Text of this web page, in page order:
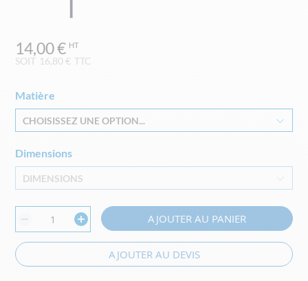
SOIT 16,80 € TTC
14,00 €
Matière
CHOISISSEZ UNE OPTION...
Dimensions
DIMENSIONS
AJOUTER AU PANIER
AJOUTER AU DEVIS
to
the
the
gallery